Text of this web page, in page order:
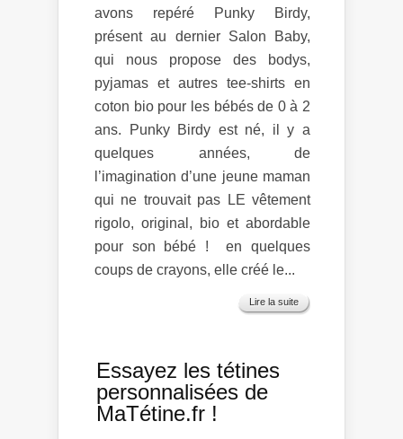
avons repéré Punky Birdy,
présent au dernier Salon Baby,
qui nous propose des bodys,
pyjamas et autres tee-shirts en
coton bio pour les bébés de 0 à 2
ans. Punky Birdy est né, il y a
quelques années, de
l’imagination d’une jeune maman
qui ne trouvait pas LE vêtement
rigolo, original, bio et abordable
pour son bébé ! en quelques
coups de crayons, elle créé le...
Lire la suite
Essayez les tétines
personnalisées de
MaTétine.fr !